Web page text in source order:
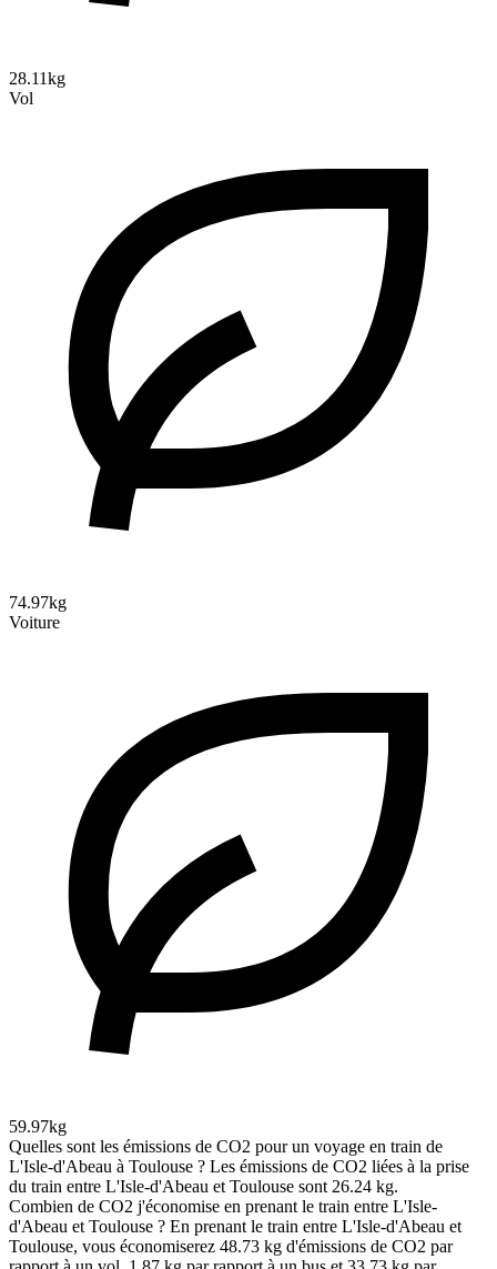
28.11kg
Vol
74.97kg
Voiture
59.97kg
Quelles sont les émissions de CO2 pour un voyage en train de
L'Isle-d'Abeau à Toulouse ? Les émissions de CO2 liées à la prise
du train entre L'Isle-d'Abeau et Toulouse sont 26.24 kg.
Combien de CO2 j'économise en prenant le train entre L'Isle-
d'Abeau et Toulouse ? En prenant le train entre L'Isle-d'Abeau et
Toulouse, vous économiserez 48.73 kg d'émissions de CO2 par